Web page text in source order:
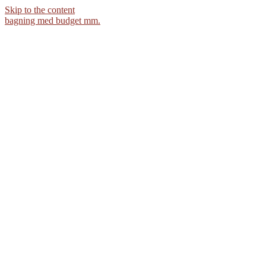
Skip to the content
bagning med budget mm.